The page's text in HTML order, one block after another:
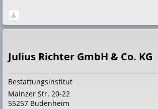
Julius Richter GmbH & Co. KG
Bestattungsinstitut
Mainzer Str. 20-22
55257 Budenheim